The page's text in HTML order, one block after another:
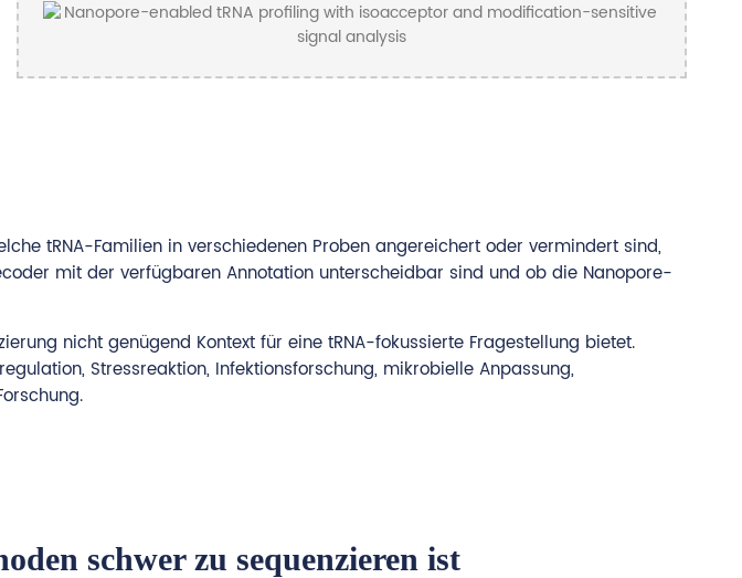
tRNA-Familien in verschiedenen Proben angereichert oder vermindert sind,
mit der verfügbaren Annotation unterscheidbar sind und ob die Nanopore-
nicht genügend Kontext für eine tRNA-fokussierte Fragestellung bietet.
Stressreaktion, Infektionsforschung, mikrobielle Anpassung,
schwer zu sequenzieren ist